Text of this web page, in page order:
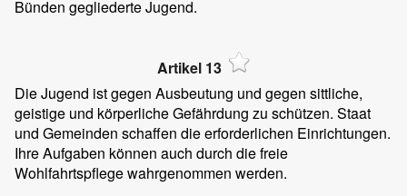
Bünden gegliederte Jugend.
Artikel 13
Die Jugend ist gegen Ausbeutung und gegen sittliche,
geistige und körperliche Gefährdung zu schützen. Staat
und Gemeinden schaffen die erforderlichen Einrichtungen.
Ihre Aufgaben können auch durch die freie
Wohlfahrtspflege wahrgenommen werden.